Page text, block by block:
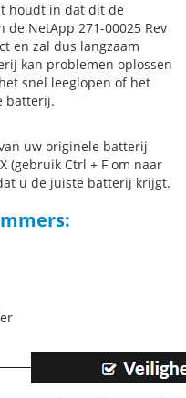
houdt in dat dit de
NetApp 271-00025 Rev
en zal dus langzaam
kan problemen oplossen
snel leeglopen of het
batterij.
uw originele batterij
(gebruik Ctrl + F om naar
u de juiste batterij krijgt.